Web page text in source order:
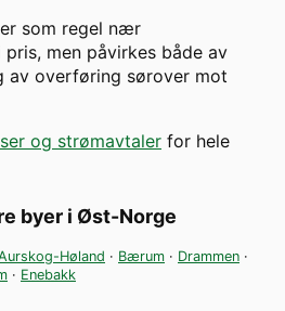
som regel nær
men påvirkes både av
av overføring sørover mot
og strømavtaler for hele
byer i Øst-Norge
Høland · Bærum · Drammen ·
· Enebakk